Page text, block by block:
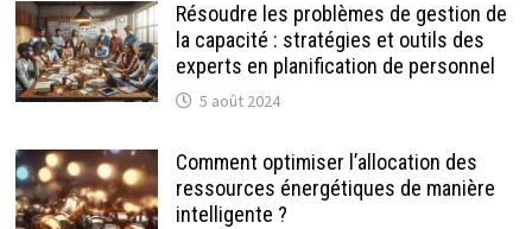
Résoudre les problèmes de gestion de
la capacité : stratégies et outils des
experts en planification de personnel
5 août 2024
Comment optimiser l’allocation des
ressources énergétiques de manière
intelligente ?